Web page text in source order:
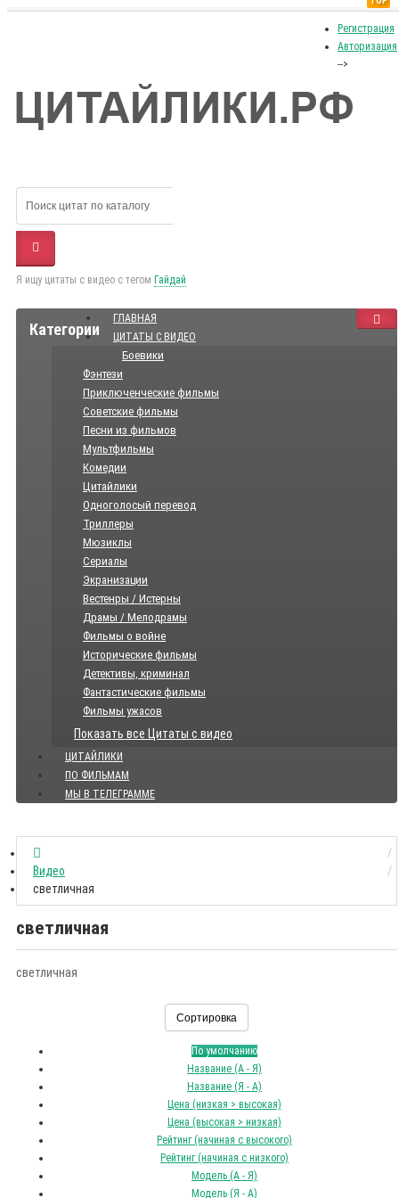
Регистрация
Авторизация
-->
Я ищу цитаты с видео с тегом Гайдай
Категории
ГЛАВНАЯ
ЦИТАТЫ С ВИДЕО
Боевики
Фэнтези
Приключенческие фильмы
Советские фильмы
Песни из фильмов
Мультфильмы
Комедии
Цитайлики
Одноголосый перевод
Триллеры
Мюзиклы
Сериалы
Экранизации
Вестенры / Истерны
Драмы / Мелодрамы
Фильмы о войне
Исторические фильмы
Детективы, криминал
Фантастические фильмы
Фильмы ужасов
Показать все Цитаты с видео
ЦИТАЙЛИКИ
ПО ФИЛЬМАМ
МЫ В ТЕЛЕГРАММЕ
Видео
светличная
светличная
светличная
Сортировка
По умолчанию
Название (А - Я)
Название (Я - А)
Цена (низкая > высокая)
Цена (высокая > низкая)
Рейтинг (начиная с высокого)
Рейтинг (начиная с низкого)
Модель (А - Я)
Модель (Я - А)